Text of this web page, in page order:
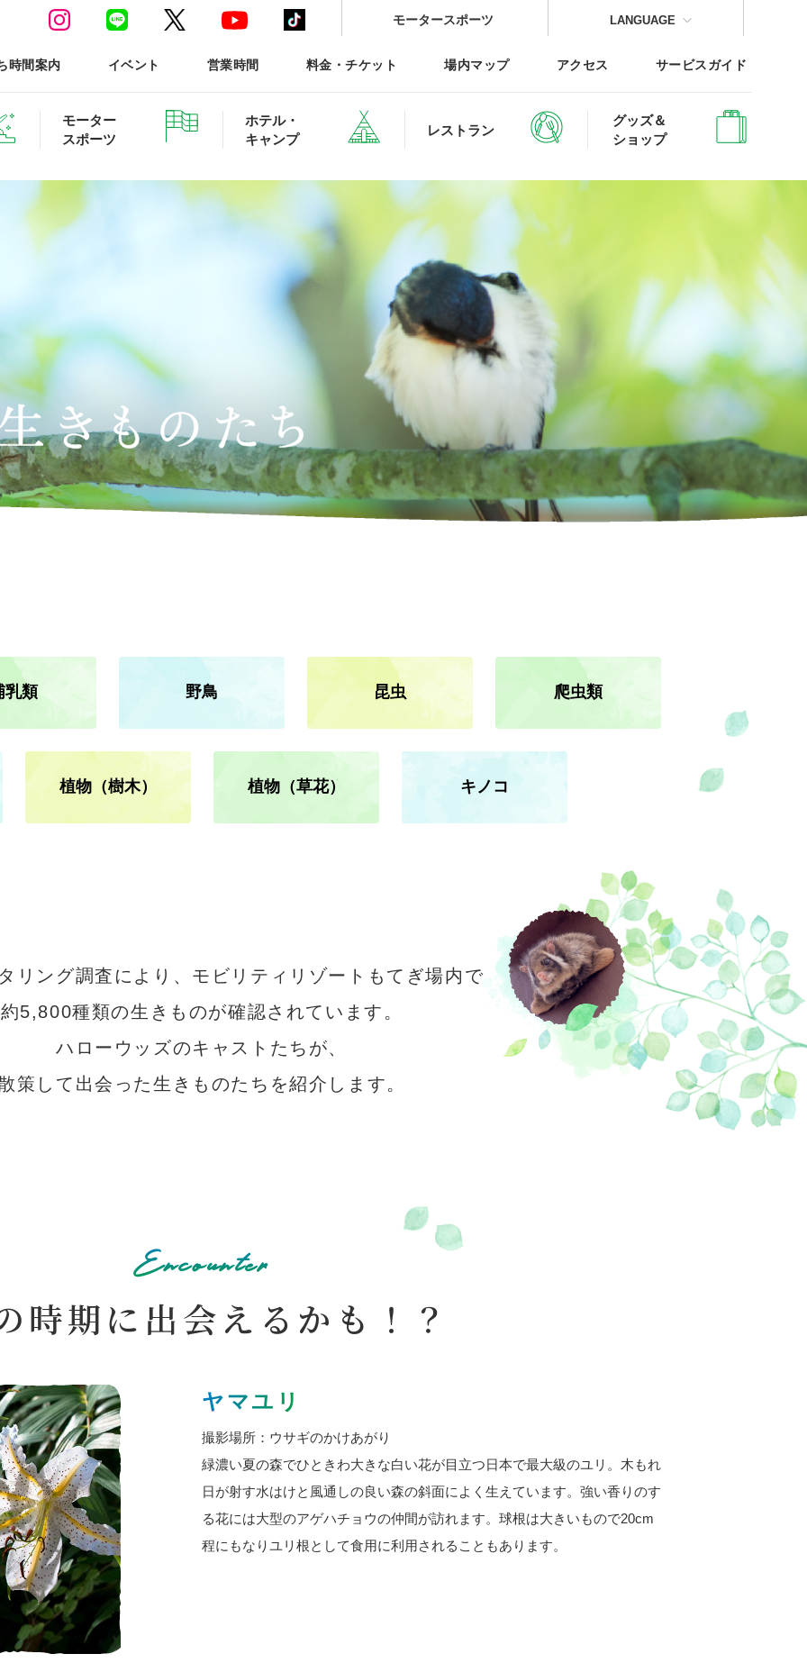
モータースポーツ LANGUAGE
時間案内 イベント 営業時間 料金・チケット 場内マップ アクセス サービスガイド
モーター
スポーツ
ホテル・
キャンプ
レストラン
グッズ＆
ショップ
CLOSE
ッズ 森と星空のキャンプヴィレッジ ホテル
CLOSE
迷宮森殿 ITADAKI 巨大ネットの森 SUMIKA
森の空中散歩（ジップライン） もてぎの楽しみ方
CLOSE
トライアル世界選手権 SUPER GT
アル 全日本カート サーキットを走る（走行体験・レース参戦・スクール）
K-TAI Motoフェスティバル もてぎチャンピオンカップ
ぎショートコース もてぎカートレース
CLOSE
ホテル・グランピング ご予約
森と星空のキャンプヴィレッジTOP
グランピング ログキャビン・林間サイト
期間限定スペシャルプラン
ハローウッズサイトTOP
アクティビティ（自然体験・キャン
CLOSE
森のジェラテリア ROCCO 森のキッチン どんぐり
CLOSE
オンラインショップ
乳類 野鳥 昆虫 爬虫類
植物（樹木） 植物（草花） キノコ
リング調査により、 モビリティリゾートもてぎ場内で
約5,800種類の生きものが確認されています。
ハローウッズのキャストたちが、
策して出会った生きものたちを紹介します。
Encounter
時期に出会えるかも！？
ヤマユリ
撮影場所：ウサギのかけあがり
緑濃い夏の森でひときわ大きな白い花が目立つ日本で最大級のユリ。木もれ
日が射す水はけと風通しの良い森の斜面によく生えています。強い香りのす
る花には大型のアゲハチョウの仲間が訪れます。球根は大きいもので20cm
程にもなりユリ根として食用に利用されることもあります。